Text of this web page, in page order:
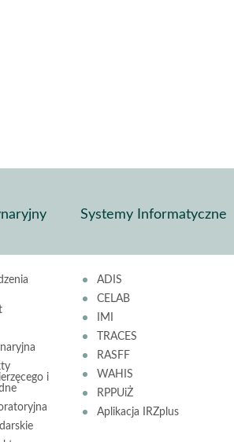
i
Systemy Informatyczne
ADIS
CELAB
IMI
TRACES
RASFF
WAHIS
RPPUiŻ
Aplikacja IRZplus